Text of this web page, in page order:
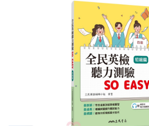
、 如果歷史是